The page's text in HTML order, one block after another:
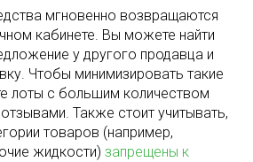
мгновенно возвращаются
кабинете. Вы можете найти
у другого продавца и
Чтобы минимизировать такие
лоты с большим количеством
Также стоит учитывать,
товаров (например,
жидкости) запрещены к